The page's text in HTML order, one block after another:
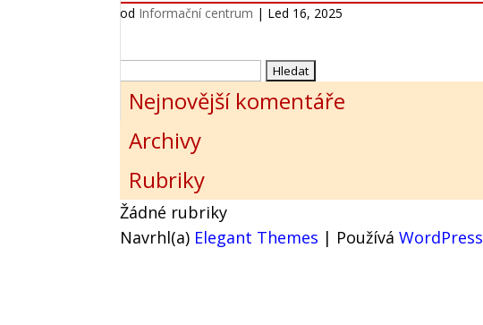
od Informační centrum | Led 16, 2025
Vyhledávání
Nejnovější komentáře
Archivy
Rubriky
Žádné rubriky
Navrhl(a) Elegant Themes | PoužíváWordPress